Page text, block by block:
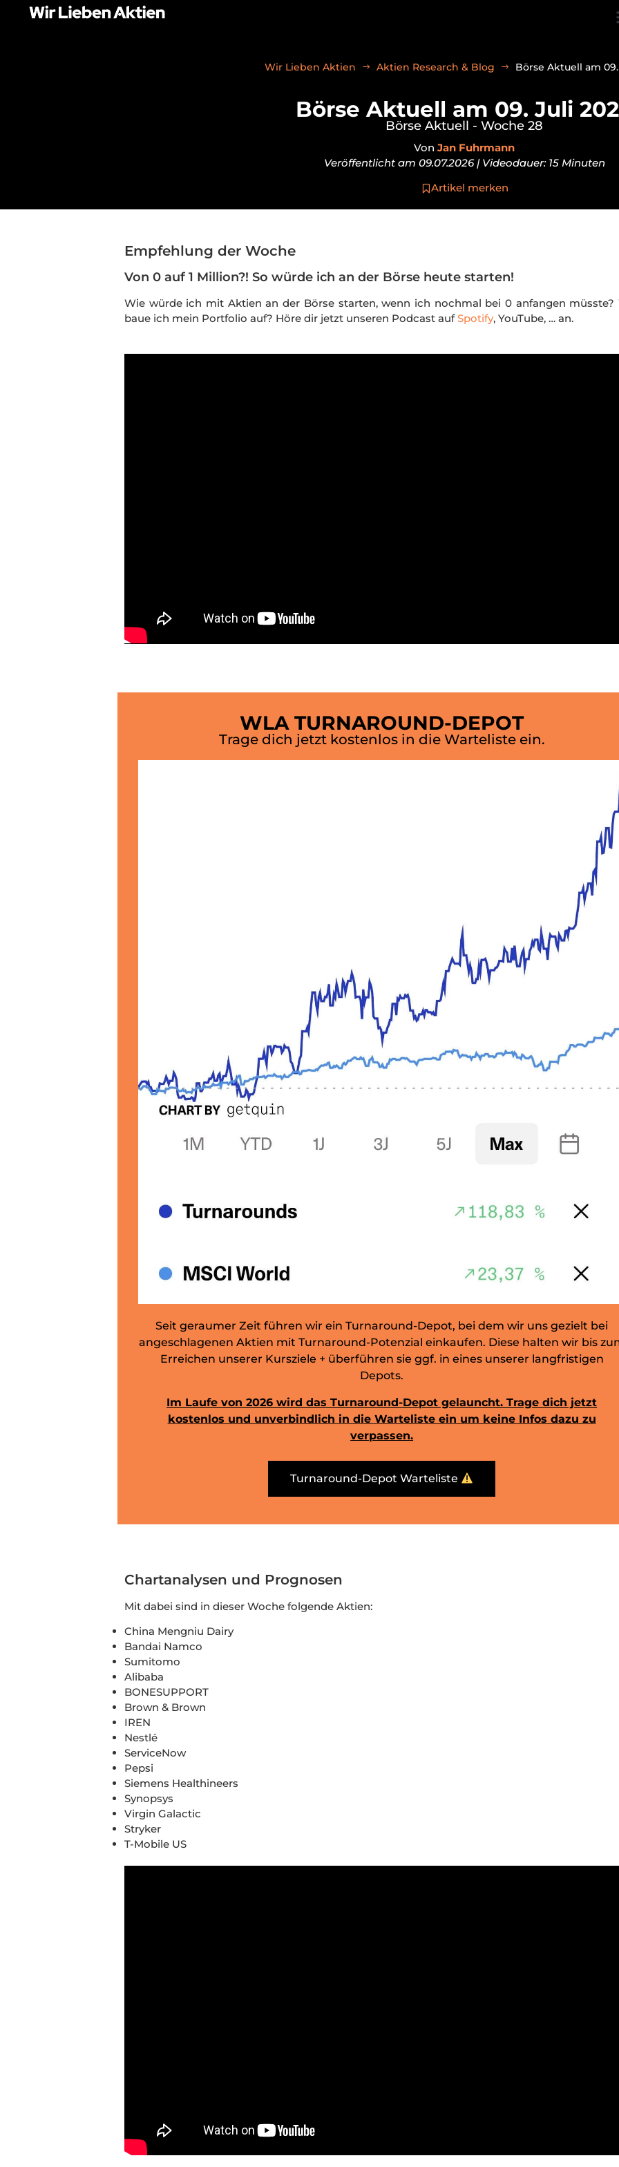
Wir Lieben Aktien Aktien Research & Blog Börse Aktuell am
Börse Aktuell am 09. Juli
Börse Aktuell - Woche 28
Von Jan Fuhrmann
Veröffentlicht am 09.07.2026 | Videodauer: 15 Minuten
Artikel merken
Empfehlung der Woche
Von 0 auf 1 Million?! So würde ich an der Börse heute starten!
Wie würde ich mit Aktien an der Börse starten, wenn ich nochmal bei 0 anfangen müsste?
baue ich mein Portfolio auf? Höre dir jetzt unseren Podcast aufSpotify, YouTube, … an.
WLA TURNAROUND-DEPOT
Trage dich jetzt kostenlos in die Warteliste ein.
Seit geraumer Zeit führen wir ein Turnaround-Depot, bei dem wir uns gezielt bei
angeschlagenen Aktien mit Turnaround-Potenzial einkaufen. Diese halten wir bis
Erreichen unserer Kursziele + überführen sie ggf. in eines unserer langfristigen
Depots.
Im Laufe von 2026 wird das Turnaround-Depot gelauncht. Trage dich jetzt
kostenlos und unverbindlich in die Warteliste ein um keine Infos dazu zu
verpassen.
Turnaround-Depot Warteliste
Chartanalysen und Prognosen
Mit dabei sind in dieser Woche folgende Aktien:
China Mengniu Dairy
Bandai Namco
Sumitomo
Alibaba
BONESUPPORT
Brown & Brown
IREN
Nestlé
ServiceNow
Pepsi
Siemens Healthineers
Synopsys
Virgin Galactic
Stryker
T-Mobile US